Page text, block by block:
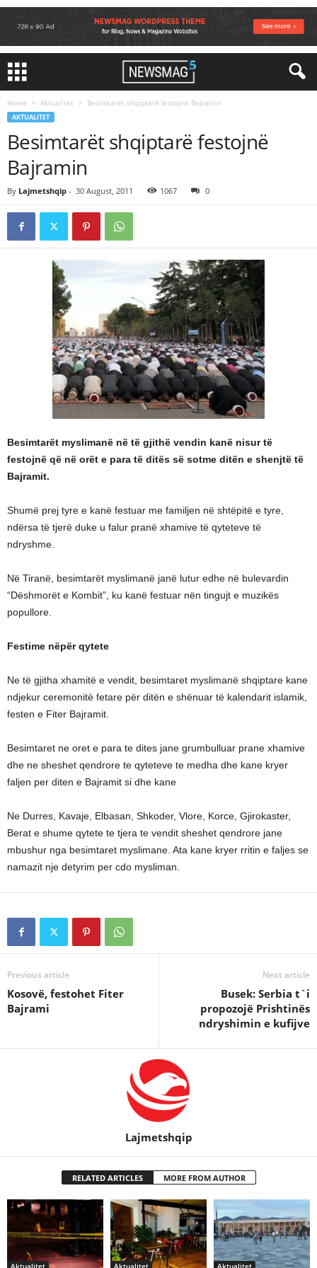
Home Aktualitet Besimtarët shqiptarë festojnë Bajramin
AKTUALITET
Besimtarët shqiptarë festojnë
Bajramin
By Lajmetshqip - 30 August, 2011 1067 0
Besimtarët myslimanë në të gjithë vendin kanë nisur të
festojnë që në orët e para të ditës së sotme ditën e shenjtë të
Bajramit.
Shumë prej tyre e kanë festuar me familjen në shtëpitë e tyre,
ndërsa të tjerë duke u falur pranë xhamive të qyteteve të
ndryshme.
Në Tiranë, besimtarët myslimanë janë lutur edhe në bulevardin
“Dëshmorët e Kombit”, ku kanë festuar nën tingujt e muzikës
popullore.
Festime nëpër qytete
Ne të gjitha xhamitë e vendit, besimtaret myslimanë shqiptare kane
ndjekur ceremonitë fetare për ditën e shënuar të kalendarit islamik,
festen e Fiter Bajramit.
Besimtaret ne oret e para te dites jane grumbulluar prane xhamive
dhe ne sheshet qendrore te qyteteve te medha dhe kane kryer
faljen per diten e Bajramit si dhe kane
Ne Durres, Kavaje, Elbasan, Shkoder, Vlore, Korce, Gjirokaster,
Berat e shume qytete te tjera te vendit sheshet qendrore jane
mbushur nga besimtaret myslimane. Ata kane kryer rritin e faljes se
namazit nje detyrim per cdo mysliman.
Previous article
Kosovë, festohet Fiter
Bajrami
Next article
Busek: Serbia t`i
propozojë Prishtinës
ndryshimin e kufijve
Lajmetshqip
RELATED ARTICLES MORE FROM AUTHOR
Aktualitet Aktualitet Aktualitet